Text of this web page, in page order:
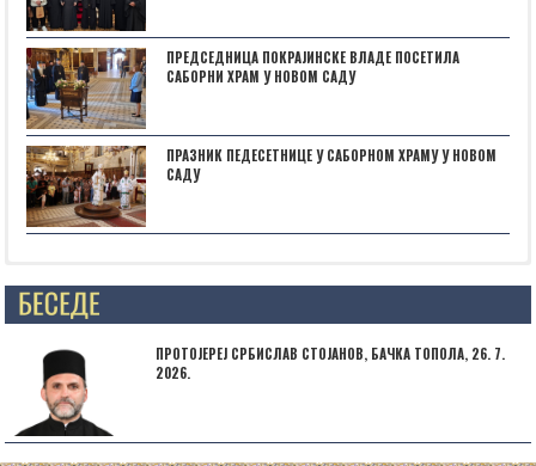
ПРЕДСЕДНИЦА ПОКРАЈИНСКЕ ВЛАДЕ ПОСЕТИЛА
САБОРНИ ХРАМ У НОВОМ САДУ
ПРАЗНИК ПЕДЕСЕТНИЦЕ У САБОРНОМ ХРАМУ У НОВОМ
САДУ
ПРОТОЈЕРЕЈ СРБИСЛАВ СТОЈАНОВ, БАЧКА ТОПОЛА, 26. 7.
2026.